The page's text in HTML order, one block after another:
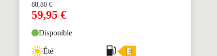
88,80€
59,95 €
Disponible
Été